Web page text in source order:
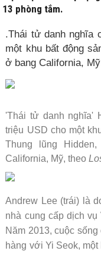
13 phòng tắm.
.Thái tử danh nghĩa
một khu bất động
ở bang California,
'Thái tử danh nghĩa'
triệu USD cho một
Thung lũng
California, Mỹ, theo
Andrew Lee (trái) là
nhà cung cấp dịch
Năm 2013, cuộc
hàng với Yi Seok,